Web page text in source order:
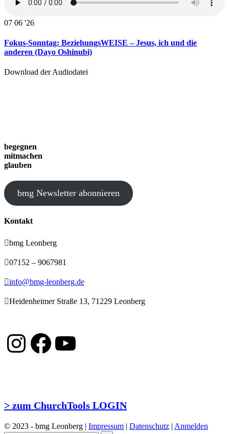
07 06 '26
Fokus-Sonntag: BeziehungsWEISE – Jesus, ich und die
anderen (Dayo Oshinubi)
Download der Audiodatei
begegnen
mitmachen
glauben
bmg Newsletter abonnieren
Kontakt
bmg Leonberg
07152 – 9067981
info@bmg-leonberg.de
Heidenheimer Straße 13, 71229 Leonberg
Instagram
Facebook
YouTube
> zum ChurchTools LOGIN
© 2023 - bmg Leonberg | Impressum | Datenschutz | Anmelden